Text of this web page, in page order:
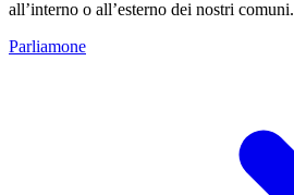
all’interno o all’esterno dei nostri comuni.
Parliamone